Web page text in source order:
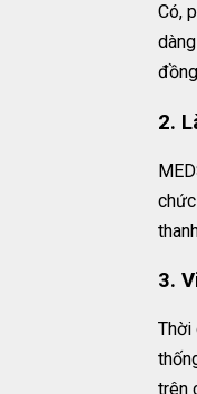
Có,
2.
3.
Thời
trên